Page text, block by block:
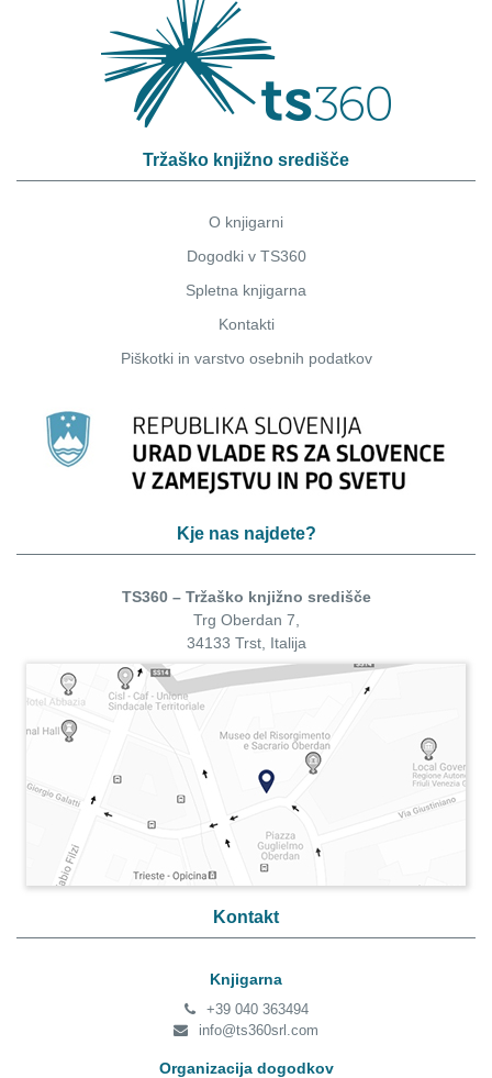
Tržaško knjižno središče
O knjigarni
Dogodki v TS360
Spletna knjigarna
Kontakti
Piškotkiin varstvo osebnih podatkov
Kje nas najdete?
TS360 – Tržaško knjižno središče
Trg Oberdan 7,
34133 Trst, Italija
Kontakt
Knjigarna
+39 040 363494
info@ts360srl.com
Organizacija dogodkov